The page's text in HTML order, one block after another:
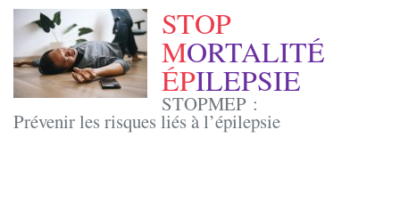
STOP
MORTALITÉ
ÉPILEPSIE
STOPMEP :
Prévenir les risques liés à l’épilepsie